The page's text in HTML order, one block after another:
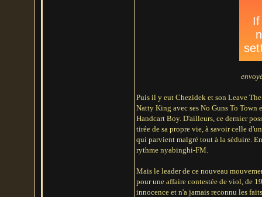
Puis il y eut Chezidek et son Leave
Natty King avec ses No Guns To
Handcart Boy. D'ailleurs, ce dernier
tirée de sa propre vie, à savoir celle
qui parvient malgré tout à la séduire.
rythme nyabinghi-FM.
Mais le leader de ce nouveau
pour une affaire contestée de viol, de
innocence et n'a jamais reconnu les